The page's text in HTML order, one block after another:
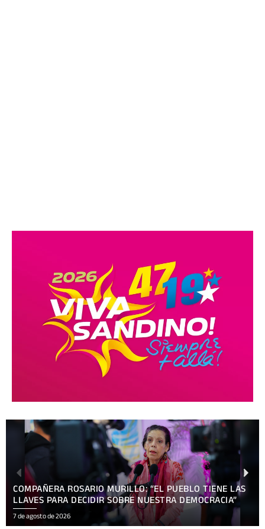
TIENE LAS
LA DESESPERACIÓN LOS EXPONE Y
7 de agosto de 2026